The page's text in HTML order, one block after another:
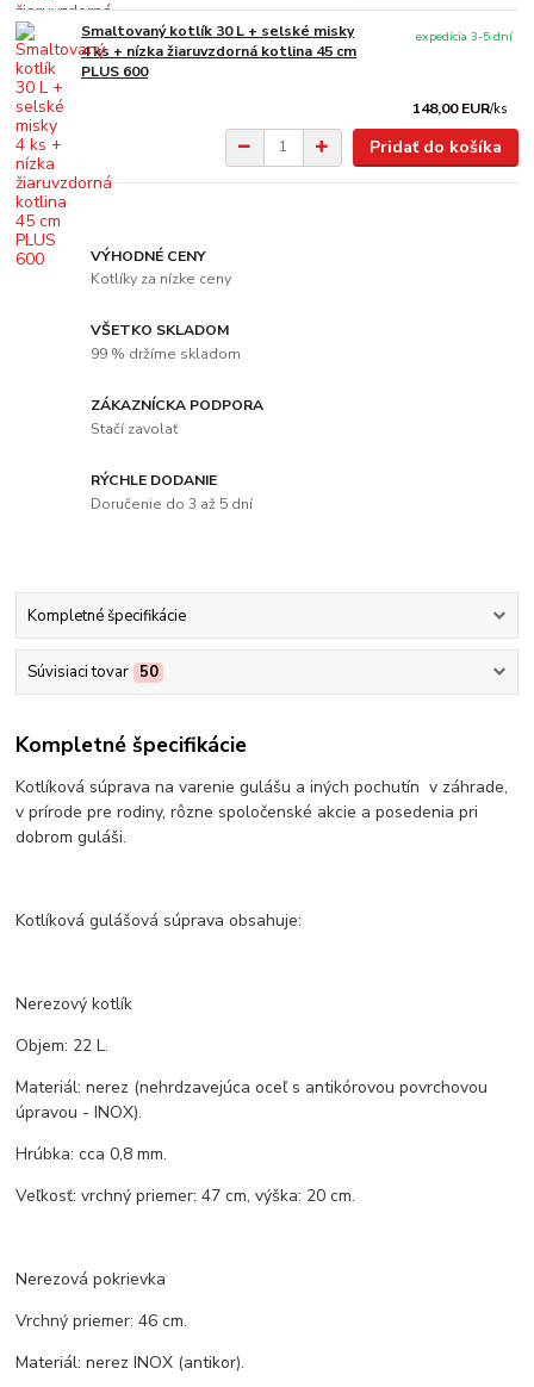
Smaltovaný kotlík 30 L + selské misky
4 ks + nízka žiaruvzdorná kotlina 45 cm
PLUS 600
148,00 EUR/ks
expedícia 3-5 dní
Pridať do košíka
VÝHODNÉ CENY
Kotlíky za nízke ceny
VŠETKO SKLADOM
99 % držíme skladom
ZÁKAZNÍCKA PODPORA
Stačí zavolať
RÝCHLE DODANIE
Doručenie do 3 až 5 dní
Kompletné špecifikácie
Súvisiaci tovar 50
Kompletné špecifikácie
Kotlíková súprava na varenie gulášu a iných pochutín v záhrade,
v prírode pre rodiny, rôzne spoločenské akcie a posedenia pri
dobrom guláši.
Kotlíková gulášová súprava obsahuje:
Nerezový kotlík
Objem: 22 L.
Materiál: nerez (nehrdzavejúca oceľ s antikórovou povrchovou
úpravou - INOX).
Hrúbka: cca 0,8 mm.
Veľkosť: vrchný priemer: 47 cm, výška: 20 cm.
Nerezová pokrievka
Vrchný priemer: 46 cm.
Materiál: nerez INOX (antikor).